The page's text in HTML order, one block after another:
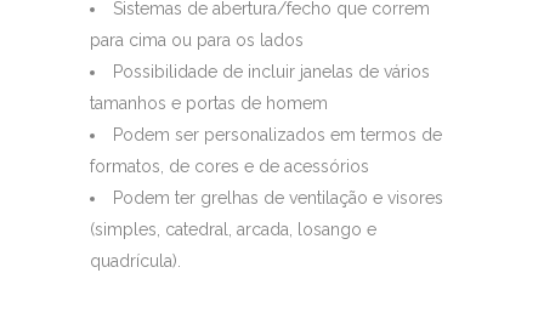
Sistemas de abertura/fecho que correm
para cima ou para os lados
Possibilidade de incluir janelas de vários
tamanhos e portas de homem
Podem ser personalizados em termos de
formatos, de cores e de acessórios
Podem ter grelhas de ventilação e visores
(simples, catedral, arcada, losango e
quadrícula).